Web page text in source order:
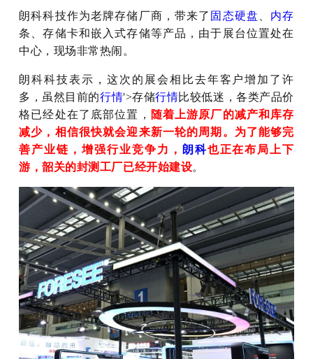
朗科科技作为老牌存储厂商，带来了 固态硬盘
内存
条、存储卡和嵌入式存储等产品，由于展台位置处在
中心，现场非常热闹。
朗科科技表示，这次的展会相比去年客户增加了许
多，虽然目前的行情'>存储行情比较低迷，各类产品价
格已经处在了底部位置， 随着上游原厂的减产和库存
减少，相信很快就会迎来新一轮的周期。为了能够完
善产业链，增强行业竞争力， 朗科也正在布局上下
游，韶关的封测工厂已经开始建设。